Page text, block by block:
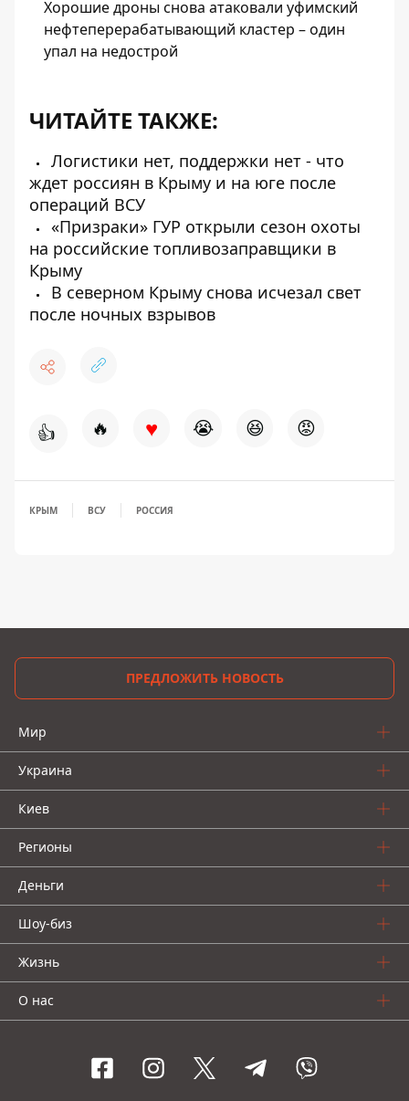
Хорошие дроны снова атаковали уфимский
нефтеперерабатывающий кластер – один
упал на недострой
ЧИТАЙТЕ ТАКЖЕ:
Логистики нет, поддержки нет - что
ждет россиян в Крыму и на юге после
операций ВСУ
«Призраки» ГУР открыли сезон охоты
на российские топливозаправщики в
Крыму
В северном Крыму снова исчезал свет
после ночных взрывов
👍 🔥 ♥ 😭 😆 😡
КРЫМ ВСУ РОССИЯ
ПРЕДЛОЖИТЬ НОВОСТЬ
Мир
Украина
Киев
Регионы
Деньги
Шоу-биз
Жизнь
О нас